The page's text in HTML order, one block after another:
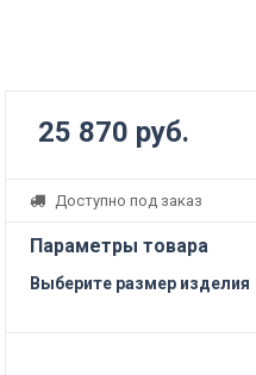
25 870 руб.
Доступно под заказ
Параметры товара
Выберите размер изделия